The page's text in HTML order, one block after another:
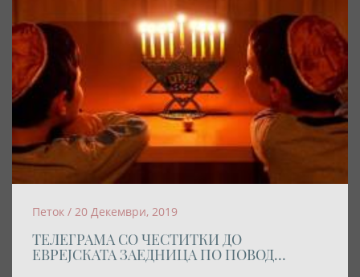
Петок / 20 Декември, 2019
ТЕЛЕГРАМА СО ЧЕСТИТКИ ДО
ЕВРЕЈСКАТА ЗАЕДНИЦА ПО ПОВОД